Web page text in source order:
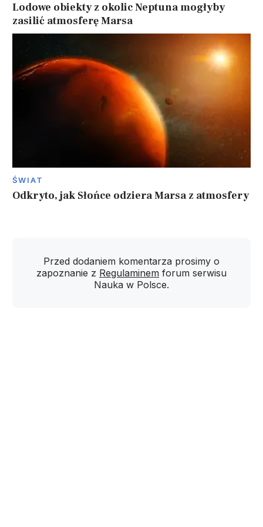
Lodowe obiekty z okolic Neptuna mogłyby
zasilić atmosferę Marsa
ŚWIAT
Odkryto, jak Słońce odziera Marsa z atmosfery
Przed dodaniem komentarza prosimy o
zapoznanie z Regulaminem forum serwisu
Nauka w Polsce.